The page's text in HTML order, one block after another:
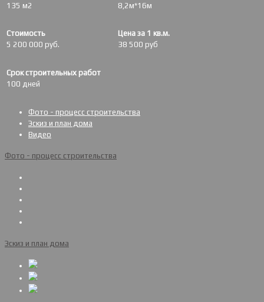
135 м2
8,2м*16м
Стоимость
5 200 000 руб.
Цена за 1 кв.м.
38 500 руб
Срок строительных работ
100 дней
Фото - процесс строительства
Эскиз и план дома
Видео
Фото - процесс строительства
Эскиз и план дома